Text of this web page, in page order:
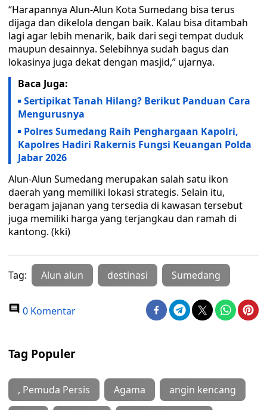
“Harapannya Alun-Alun Kota Sumedang bisa terus
dijaga dan dikelola dengan baik. Kalau bisa ditambah
lagi agar lebih menarik, baik dari segi tempat duduk
maupun desainnya. Selebihnya sudah bagus dan
lokasinya juga dekat dengan masjid,” ujarnya.
Baca Juga:
Sertipikat Tanah Hilang? Berikut Panduan Cara
Mengurusnya
Polres Sumedang Raih Penghargaan Kapolri,
Kapolres Hadiri Rakernis Fungsi Keuangan Polda
Jabar 2026
Alun-Alun Sumedang merupakan salah satu ikon
daerah yang memiliki lokasi strategis. Selain itu,
beragam jajanan yang tersedia di kawasan tersebut
juga memiliki harga yang terjangkau dan ramah di
kantong. (kki)
Tag: Alun alun destinasi Sumedang
0 Komentar
Tag Populer
, Pemuda Persis Agama angin kencang